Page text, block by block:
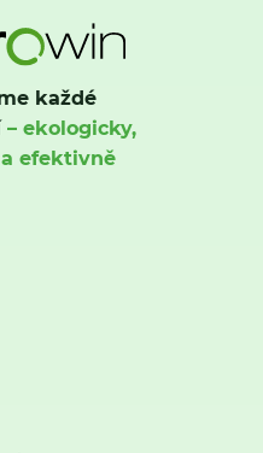
každé
– ekologicky,
efektivně